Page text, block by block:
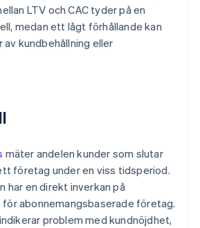
LTV och CAC tyder på en
medan ett lågt förhållande kan
kundbehållning eller
mäter andelen kunder som slutar
företag under en viss tidsperiod.
har en direkt inverkan på
abonnemangsbaserade företag.
problem med kundnöjdhet,